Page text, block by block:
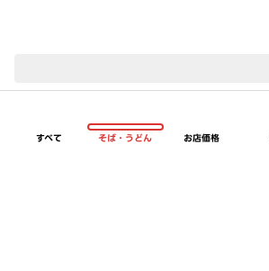
すべて そば・うどん お店価格